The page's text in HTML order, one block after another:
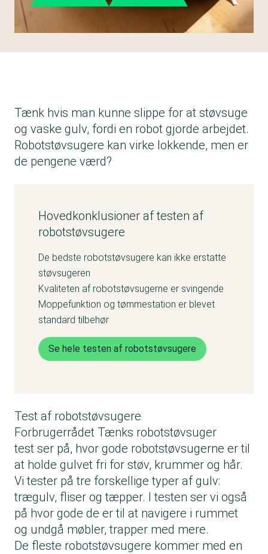
Tænk hvis man kunne slippe for at støvsuge
og vaske gulv, fordi en robot gjorde arbejdet.
Robotstøvsugere kan virke lokkende, men er
de pengene værd?
Hovedkonklusioner af testen af
robotstøvsugere
De bedste robotstøvsugere kan ikke erstatte
støvsugeren
Kvaliteten af robotstøvsugerne er svingende
Moppefunktion og tømmestation er blevet
standard tilbehør
Se hele testen af robotstøvsugere
Test af robotstøvsugere
Forbrugerrådet Tænks robotstøvsuger
test ser på, hvor gode robotstøvsugerne er til
at holde gulvet fri for støv, krummer og hår.
Vi tester på tre forskellige typer af gulv:
trægulv, fliser og tæpper. I testen ser vi også
på hvor gode de er til at navigere i rummet
og undgå møbler, trapper med mere.
De fleste robotstøvsugere kommer med en